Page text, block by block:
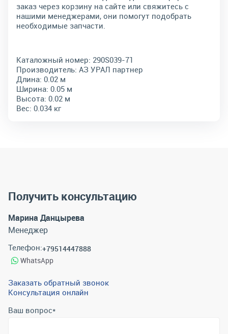
заказ через корзину на сайте или свяжитесь с
нашими менеджерами, они помогут подобрать
необходимые запчасти.
Каталожный номер: 290S039-71
Производитель: АЗ УРАЛ партнер
Длина: 0.02 м
Ширина: 0.05 м
Высота: 0.02 м
Вес: 0.034 кг
Получить консультацию
Марина Данцырева
Менеджер
Телефон:+79514447888
WhatsApp
Заказать обратный звонок
Консультация онлайн
Ваш вопрос*